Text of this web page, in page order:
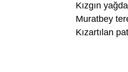
Kızgın
Muratbey
Kızartılan